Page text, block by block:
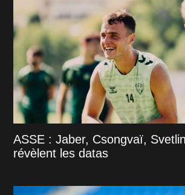
ASSE : Jaber, Csongvaï,
révèlent les datas